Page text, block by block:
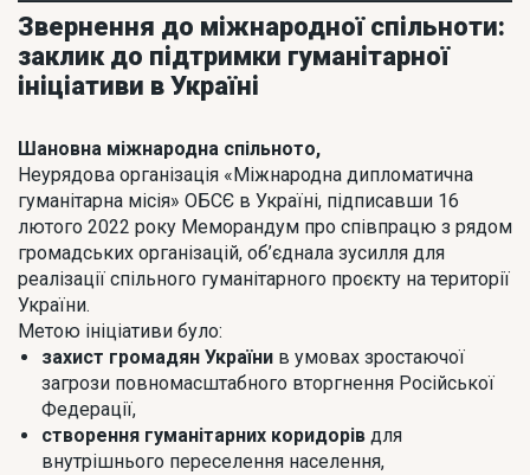
Звернення до міжнародної спільноти:
заклик до підтримки гуманітарної
ініціативи в Україні
Шановна міжнародна спільното,
Неурядова організація «Міжнародна дипломатична
гуманітарна місія» ОБСЄ в Україні, підписавши 16
лютого 2022 року Меморандум про співпрацю з рядом
громадських організацій, об’єднала зусилля для
реалізації спільного гуманітарного проєкту на території
України.
Метою ініціативи було:
захист громадян України в умовах зростаючої
загрози повномасштабного вторгнення Російської
Федерації,
створення гуманітарних коридорів для
внутрішнього переселення населення,